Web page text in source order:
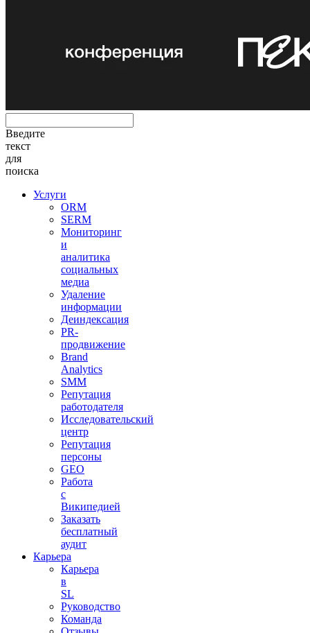
Введите
текст
для
поиска
Услуги
ORM
SERM
Мониторинг
и
аналитика
социальных
медиа
Удаление
информации
Деиндексация
PR-
продвижение
Brand
Analytics
SMM
Репутация
работодателя
Исследовательский
центр
Репутация
персоны
GEO
Работа
с
Википедией
Заказать
бесплатный
аудит
Карьера
Карьера
в
SL
Руководство
Команда